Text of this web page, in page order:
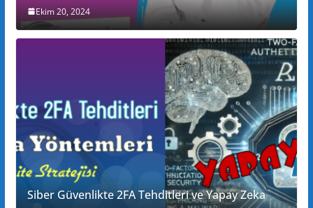
Ekim 20, 2024
Siber Güvenlikte 2FA Tehditleri ve Yapay Zeka